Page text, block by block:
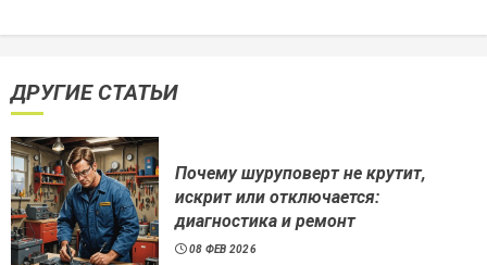
ДРУГИЕ СТАТЬИ
Почему шуруповерт не крутит,
искрит или отключается:
диагностика и ремонт
08 ФЕВ 2026